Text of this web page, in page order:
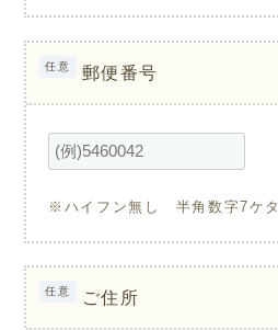
任意 郵便番号
※ハイフン無し 半角数字7ケタ
任意 ご住所